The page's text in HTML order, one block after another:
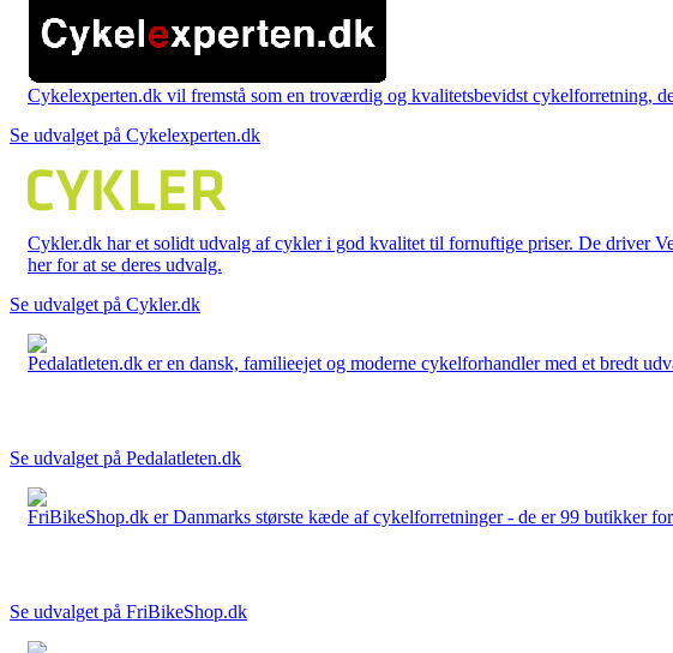
Cykelexperten.dk vil fremstå som en troværdig og kvalitetsbevidst cykelforretning,
Se udvalget på Cykelexperten.dk
Cykler.dk har et solidt udvalg af cykler i god kvalitet til fornuftige priser. De driver
her for at se deres udvalg.
Se udvalget på Cykler.dk
Pedalatleten.dk er en dansk, familieejet og moderne cykelforhandler med et bredt
Se udvalget på Pedalatleten.dk
FriBikeShop.dk er Danmarks største kæde af cykelforretninger - de er 99 butikker
Se udvalget på FriBikeShop.dk